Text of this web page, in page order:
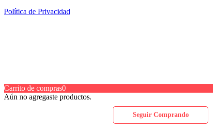
Política de Privacidad
Carrito de compras0
Aún no agregaste productos.
Seguir Comprando